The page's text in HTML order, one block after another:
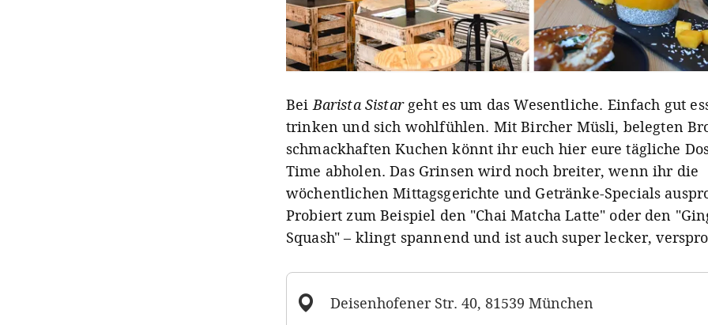
Bei Barista Sistargeht es um das Wesentliche. Einfach gut
trinken und sich wohlfühlen. Mit Bircher Müsli, belegten
schmackhaften Kuchen könnt ihr euch hier eure tägliche
Time abholen. Das Grinsen wird noch breiter, wenn ihr die
wöchentlichen Mittagsgerichte und Getränke-Specials
Probiert zum Beispiel den "Chai Matcha Latte" oder den
Squash" – klingt spannend und ist auch super lecker,
Deisenhofener Str. 40, 81539 München